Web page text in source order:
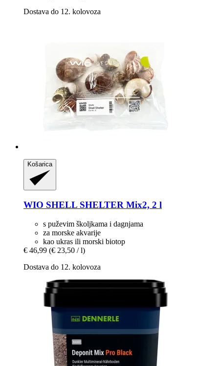
Dostava do 12. kolovoza
Košarica
WIO SHELL SHELTER Mix2, 2 l
s puževim školjkama i dagnjama
za morske akvarije
kao ukras ili morski biotop
€ 46,99 (€ 23,50 / l)
Dostava do 12. kolovoza